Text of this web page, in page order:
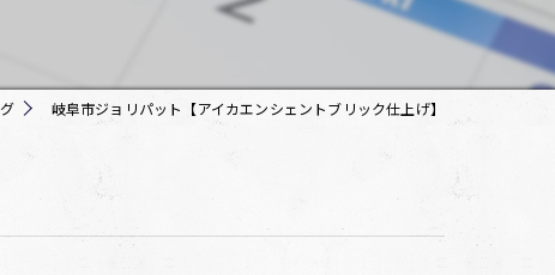
岐阜市ジョリパット【アイカエンシェントブリック仕上げ】